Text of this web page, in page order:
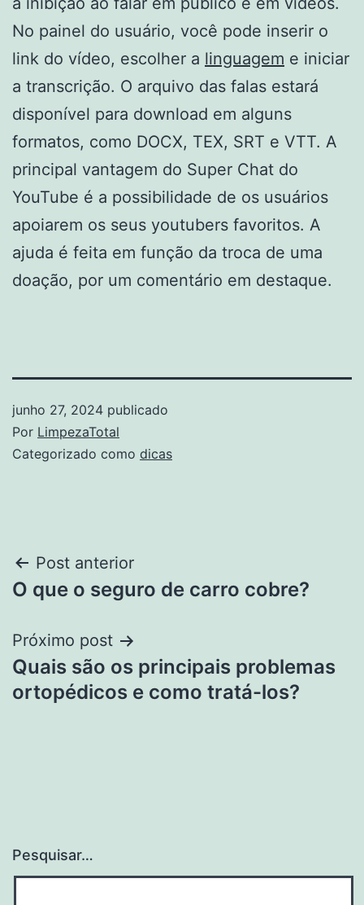
No painel do usuário, você pode inserir o
link do vídeo, escolher a linguagem e iniciar
a transcrição. O arquivo das falas estará
disponível para download em alguns
formatos, como DOCX, TEX, SRT e VTT. A
principal vantagem do Super Chat do
YouTube é a possibilidade de os usuários
apoiarem os seus youtubers favoritos. A
ajuda é feita em função da troca de uma
doação, por um comentário em destaque.
junho 27, 2024 publicado
Por LimpezaTotal
Categorizado como dicas
Navegação
de
Post
Post anterior
O que o seguro de carro cobre?
Próximo post
Quais são os principais problemas
ortopédicos e como tratá-los?
Pesquisar…